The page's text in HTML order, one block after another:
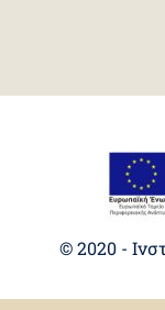
© 2020 -